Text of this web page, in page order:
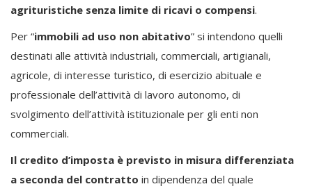
agrituristiche senza limite di ricavi o compensi.
Per “immobili ad uso non abitativo” si intendono quelli
destinati alle attività industriali, commerciali, artigianali,
agricole, di interesse turistico, di esercizio abituale e
professionale dell’attività di lavoro autonomo, di
svolgimento dell’attività istituzionale per gli enti non
commerciali.
Il credito d’imposta è previsto in misura differenziata
a seconda del contratto in dipendenza del quale